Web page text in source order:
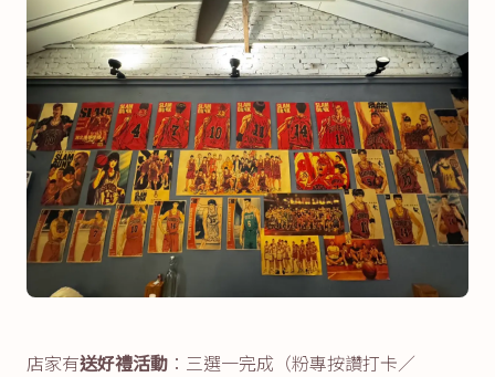
店家有送好禮活動 ：三選一完成（粉專按讚打卡／